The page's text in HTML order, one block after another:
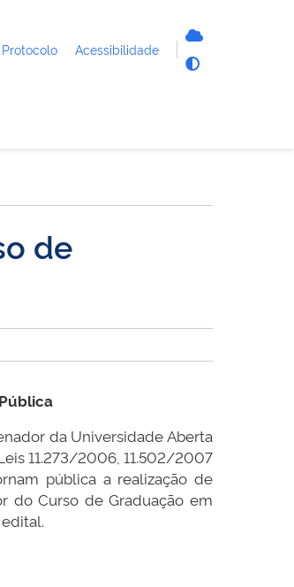
Protocolo Acessibilidade
de
da Universidade Aberta
11.273/2006, 11.502/2007
pública a realização de
do Curso de Graduação em